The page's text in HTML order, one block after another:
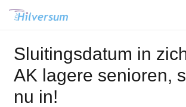
Sluitingsdatum in
AK lagere senioren,
nu in!